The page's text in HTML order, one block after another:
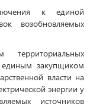
к единой
возобновляемых
территориальных
единым закупщиком
власти на
энергии у
источников